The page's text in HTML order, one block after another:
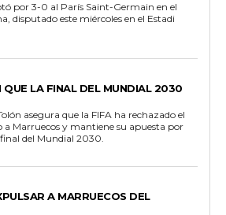
por 3-0 al París Saint-Germain en el
disputado este miércoles en el Estadi
QUE LA FINAL DEL MUNDIAL 2030
asegura que la FIFA ha rechazado el
Marruecos y mantiene su apuesta por
del Mundial 2030.
A MARRUECOS DEL